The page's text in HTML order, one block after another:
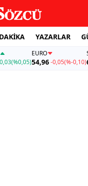
YAZARLAR
0,03(%0,05)
EURO
54,96 -0,05(%-0,10)